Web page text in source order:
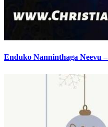
Enduko Nanninthaga